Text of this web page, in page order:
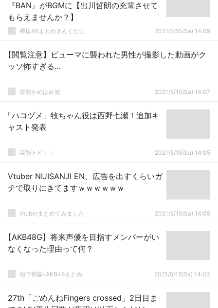
『BAN』がBGMに【出川哲朗の充電させて
もらえませんか？】
欅坂46まとめきんぐだむ 2021/5/15(Sa) 14:09
【閲覧注意】ピューマに襲われた男性が撮影した動画がク
ッソ怖すぎる…
芸能かめはめ波 2021/5/15(Sa) 14:07
「ハコヅメ」牧ちゃん役は西野七瀬！追加キ
ャスト発表
芸能トピ＋＋ 2021/5/15(Sa) 14:05
Vtuber NIJISANJI EN、広告を出すくらいガ
チで取りにきてますｗｗｗｗｗｗ
Vtuberまとめてみました 2021/5/15(Sa) 14:05
【AKB48G】将来声優を目指すメンバーがい
なくなった理由って何？
地下帝国-AKB48まとめ 2021/5/15(Sa) 14:03
27th「ごめんねFingers crossed」2日目ま